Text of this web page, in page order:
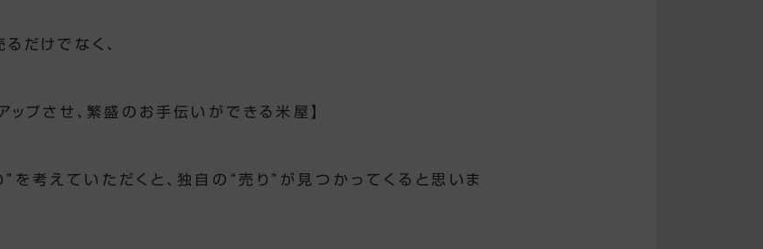
だけでなく、
ップさせ、繁盛のお手伝いができる米屋】
を考えていただくと、独自の“売り”が見つかってくると思いま